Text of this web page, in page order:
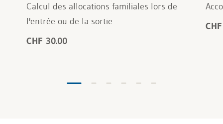
Calcul des allocations familiales lors de
l'entrée ou de la sortie
CHF 30.00